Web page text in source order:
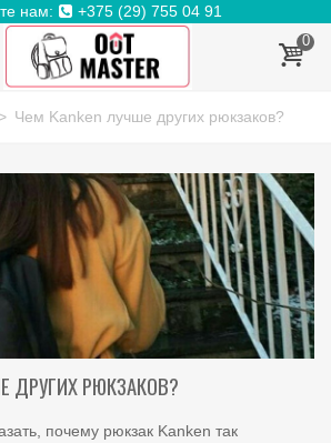
нам: +375 (29) 755 04 91
0
Чем Kanken лучше других рюкзаков?
ДРУГИХ РЮКЗАКОВ?
почему рюкзак Kanken так